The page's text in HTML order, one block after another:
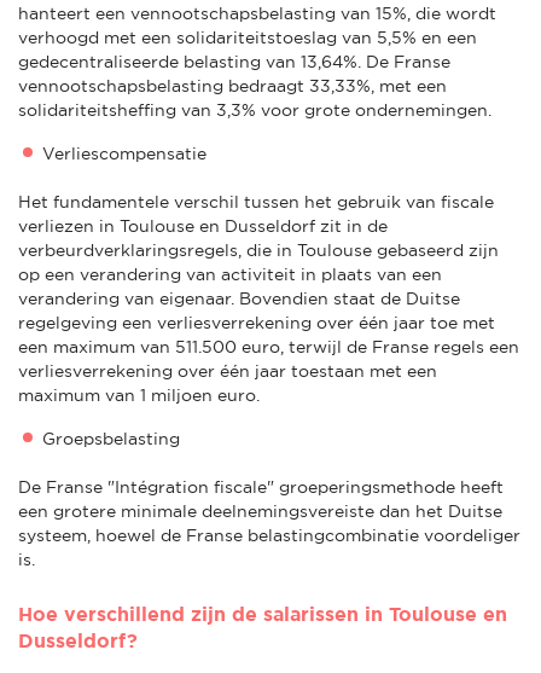
hanteert een vennootschapsbelasting van 15%, die wordt
verhoogd met een solidariteitstoeslag van 5,5% en een
gedecentraliseerde belasting van 13,64%. De Franse
vennootschapsbelasting bedraagt 33,33%, met een
solidariteitsheffing van 3,3% voor grote ondernemingen.
Verliescompensatie
Het fundamentele verschil tussen het gebruik van fiscale
verliezen in Toulouse en Dusseldorf zit in de
verbeurdverklaringsregels, die in Toulouse gebaseerd zijn
op een verandering van activiteit in plaats van een
verandering van eigenaar. Bovendien staat de Duitse
regelgeving een verliesverrekening over één jaar toe met
een maximum van 511.500 euro, terwijl de Franse regels een
verliesverrekening over één jaar toestaan met een
maximum van 1 miljoen euro.
Groepsbelasting
De Franse "Intégration fiscale" groeperingsmethode heeft
een grotere minimale deelnemingsvereiste dan het Duitse
systeem, hoewel de Franse belastingcombinatie voordeliger
is.
Hoe verschillend zijn de salarissen in Toulouse en
Dusseldorf?